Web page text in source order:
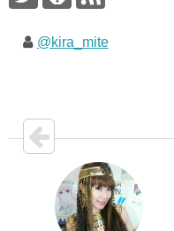
@kira_mite